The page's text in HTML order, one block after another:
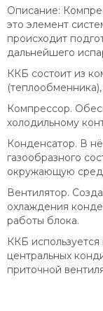
Описание:
это элемент
происходит
дальнейшего
ККБ состоит из
Компрессор.
холодильному
Конденсатор. В
газообразного
окружающую
Вентилятор.
охлаждения
работы блока.
ККБ
центральных
приточной